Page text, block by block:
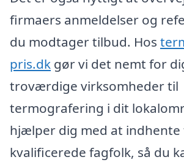
firmaers anmeldelser og
du modtager tilbud. Hos
pris.dk gør vi det nemt for
troværdige virksomheder til
termografering i dit
hjælper dig med at indhente
kvalificerede fagfolk, så du